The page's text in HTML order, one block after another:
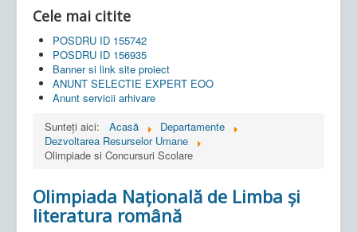
Cele mai citite
POSDRU ID 155742
POSDRU ID 156935
Banner si link site proiect
ANUNT SELECTIE EXPERT EOO
Anunt servicii arhivare
Sunteți aici:
Acasă
Departamente
Dezvoltarea Resurselor Umane
Olimpiade si Concursuri Scolare
Olimpiada Națională de Limba și
literatura română